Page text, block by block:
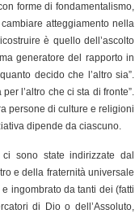
forme di fondamentalismo,
atteggiamento nella
è quello dell’ascolto
generatore del rapporto in
decido che l’altro sia”.
l’altro che ci sta di fronte”.
persone di culture e religioni
dipende da ciascuno.
sono state indirizzate dal
e della fraternità universale
ingombrato da tanti dei (fatti
di Dio o dell’Assoluto,